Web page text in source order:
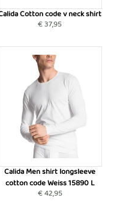
Cotton code v neck shirt
€ 37,95
Calida Men shirt longsleeve
cotton code Weiss 15890 L
€ 42,95